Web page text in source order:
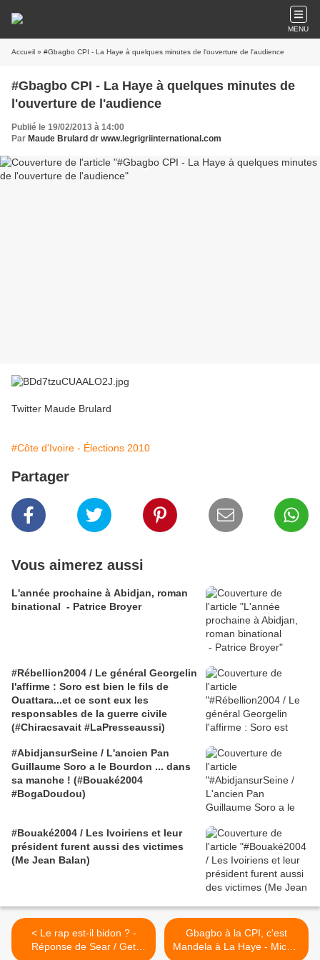
MENU
Accueil » #Gbagbo CPI - La Haye à quelques minutes de l'ouverture de l'audience
#Gbagbo CPI - La Haye à quelques minutes de
l'ouverture de l'audience
Publié le 19/02/2013 à 14:00
Par Maude Brulard dr www.legrigriinternational.com
Twitter Maude Brulard
#Côte d'Ivoire - Élections 2010
Partager
Vous aimerez aussi
L'année prochaine à Abidjan, roman
binational - Patrice Broyer
#Rébellion2004 / Le général Georgelin
l'affirme : Soro est bien le fils de
Ouattara...et ce sont eux les
responsables de la guerre civile
(#Chiracsavait #LaPresseaussi)
#AbidjansurSeine / L'ancien Pan
Guillaume Soro a le Bourdon ... dans
sa manche ! (#Bouaké2004
#BogaDoudou)
#Bouaké2004 / Les Ivoiriens et leur
président furent aussi des victimes
(Me Jean Balan)
< Le rap est-il bidon ? -
Réponse de Sear / Get
Gbagbo à la CPI, c'est
Mandela à La Haye - Michel